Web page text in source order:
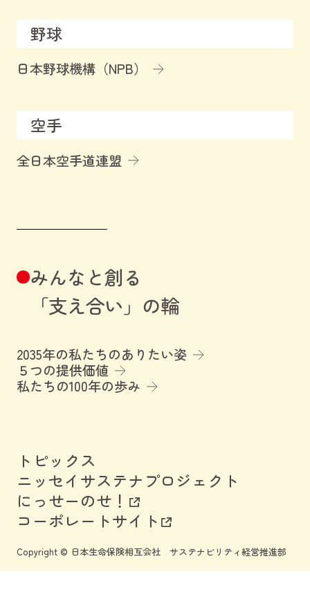
野球
日本野球機構（NPB）
空手
全日本空手道連盟
みんなと創る
「支え合い」の輪
2035年の私たちのありたい姿
５つの提供価値
私たちの100年の歩み
トピックス
ニッセイサステナプロジェクト
にっせーのせ！
コーポレートサイト
Copyright © 日本生命保険相互会社 サステナビリティ経営推進部